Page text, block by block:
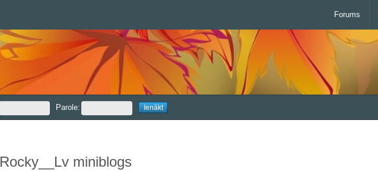
Forums
Parole:
Rocky__Lv miniblogs